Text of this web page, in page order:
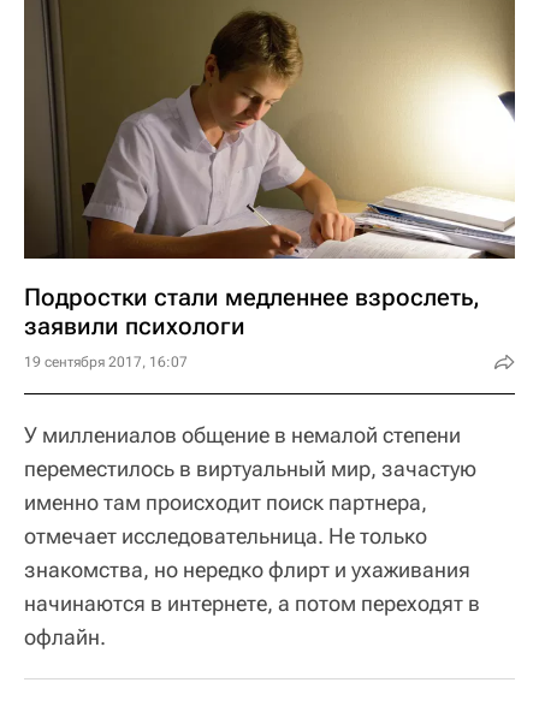
Подростки стали медленнее взрослеть,
заявили психологи
19 сентября 2017, 16:07
У миллениалов общение в немалой степени
переместилось в виртуальный мир, зачастую
именно там происходит поиск партнера,
отмечает исследовательница. Не только
знакомства, но нередко флирт и ухаживания
начинаются в интернете, а потом переходят в
офлайн.